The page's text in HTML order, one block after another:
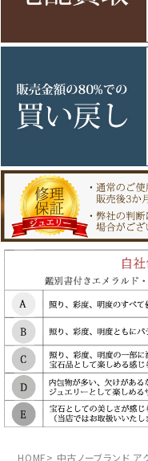
HOME 中古ノーブランド ア